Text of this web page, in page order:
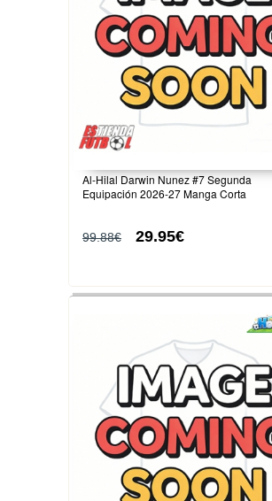
Al-Hilal Darwin Nunez #7 Segunda
Equipación 2026-27 Manga Corta
99.88€ 29.95€